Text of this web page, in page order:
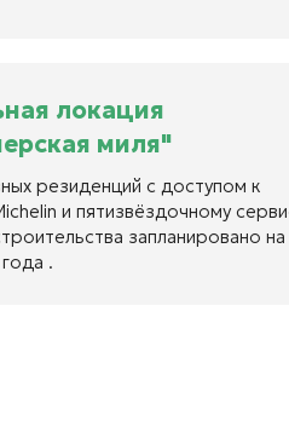
локация
миля"
резиденций с доступом к
и пятизвёздочному
запланировано на
.